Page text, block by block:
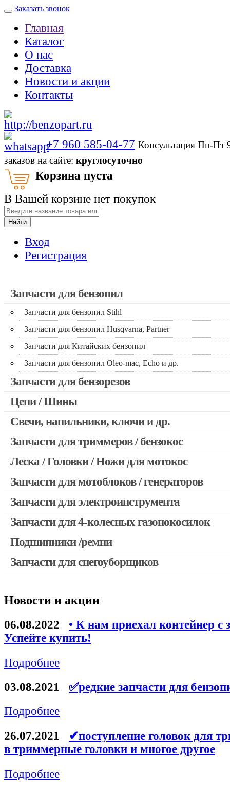
Заказать звонок
Главная
Каталог
О нас
Доставка
Новости и акции
Контакты
+7 960 585-04-77 Консультация Пн-
заказов на сайте: круглосуточно
Корзина пуста
В Вашей корзине нет покупок
Найти
Вход
Регистрация
Запчасти для бензопил
Запчасти для бензопил Stihl
Запчасти для бензопил Husqvarna, Partner
Запчасти для Китайских бензопил
Запчасти для бензопил Oleo-mac, Echo и др.
Запчасти для бензорезов
Цепи / Шины
Свечи, напильники, ключи и др.
Запчасти для триммеров / бензокос
Запчасти для Китайских триммеров
Запчасти для мотокос Stihl / Husqvarna / Oleo-mac / Echo и
Леска / Головки / Ножи для мотокос
Запчасти для мотоблоков / генераторов
Запчасти для электроинструмента
Двигатели, редукторы для шуруповертов
Выключатели, переключатели
Запчасти для УШМ (болгарок)
Запчасти для электроинструмента другие
Запчасти для компрессоров
Конденсаторы
Ремни для электроинструмента
Запчасти для 4-колесных газонокосилок
Подшипники /ремни
Запчасти для снегоуборщиков
Новости и акции
06.08.2022
• К нам приехал контейнер с
Успейте купить!
Подробнее
03.08.2021
✅редкие запчасти для
Подробнее
26.07.2021
✔поступление головок для
в триммерные головки и многое другое
Подробнее